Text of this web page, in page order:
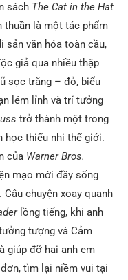
sách The Cat in the Hat
thuần là một tác phẩm
sản văn hóa toàn cầu,
giả qua nhiều thập
sọc trắng – đỏ, biểu
lém lỉnh và trí tưởng
trở thành một trong
học thiếu nhi thế giới.
của Warner Bros.
mạo mới đầy sống
chuyện xoay quanh
lồng tiếng, khi anh
tượng và Cảm
giúp đỡ hai anh em
tìm lại niềm vui tại